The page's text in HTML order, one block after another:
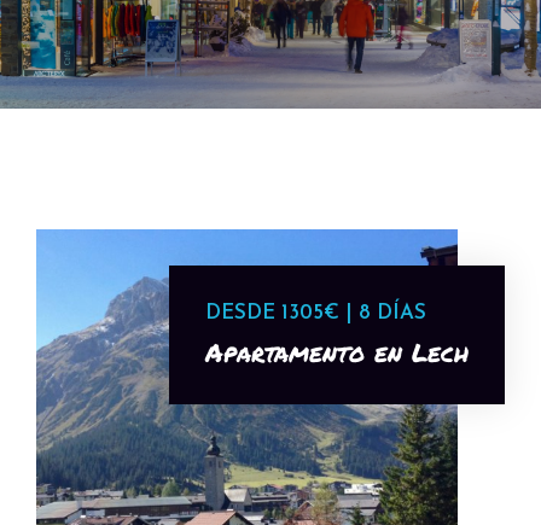
DESDE 1305€ | 8 DÍAS
Apartamento en Lech